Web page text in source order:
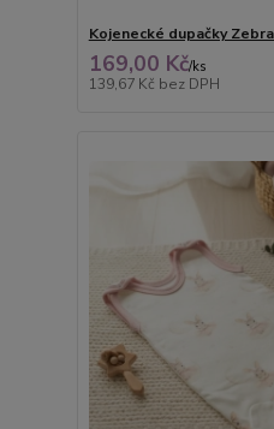
Kojenecké dupačky
169,00 Kč/ks
139,67 Kč bez DPH